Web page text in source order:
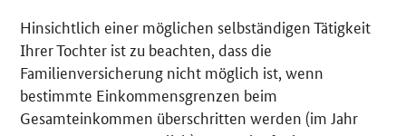
Hinsichtlich einer möglichen selbständigen Tätigkeit
Ihrer Tochter ist zu beachten, dass die
Familienversicherung nicht möglich ist, wenn
bestimmte Einkommensgrenzen beim
Gesamteinkommen überschritten werden (im Jahr